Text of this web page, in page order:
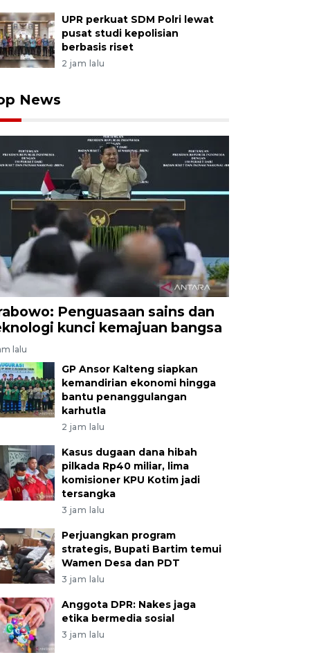
UPR perkuat SDM Polri lewat
pusat studi kepolisian
berbasis riset
2 jam lalu
News
Penguasaan sains dan
kunci kemajuan bangsa
lalu
GP Ansor Kalteng siapkan
kemandirian ekonomi hingga
bantu penanggulangan
karhutla
2 jam lalu
Kasus dugaan dana hibah
pilkada Rp40 miliar, lima
komisioner KPU Kotim jadi
tersangka
3 jam lalu
Perjuangkan program
strategis, Bupati Bartim temui
Wamen Desa dan PDT
3 jam lalu
Anggota DPR: Nakes jaga
etika bermedia sosial
3 jam lalu